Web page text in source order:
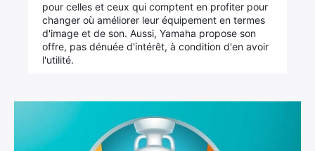
pour celles et ceux qui comptent en profiter pour
changer où améliorer leur équipement en termes
d'image et de son. Aussi, Yamaha propose son
offre, pas dénuée d'intérêt, à condition d'en avoir
l'utilité.